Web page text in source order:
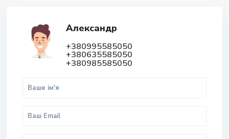
Александр
+380995585050
+380635585050
+380985585050